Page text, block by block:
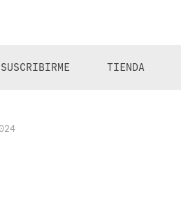
SUSCRIBIRME TIENDA